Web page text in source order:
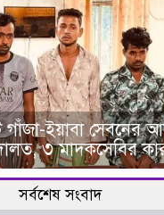
গাঁজা-ইয়াবা সেবনের
৩ মাদকসেবির
সর্বশেষ সংবাদ